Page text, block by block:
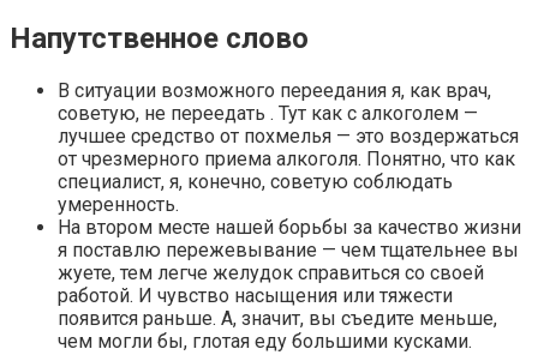
Напутственное слово
В ситуации возможного переедания я, как врач,
советую, не переедать . Тут как с алкоголем —
лучшее средство от похмелья — это воздержаться
от чрезмерного приема алкоголя. Понятно, что как
специалист, я, конечно, советую соблюдать
умеренность.
На втором месте нашей борьбы за качество жизни
я поставлю пережевывание — чем тщательнее вы
жуете, тем легче желудок справиться со своей
работой. И чувство насыщения или тяжести
появится раньше. А, значит, вы съедите меньше,
чем могли бы, глотая еду большими кусками.